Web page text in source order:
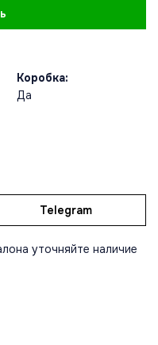
Коробка:
Да
Telegram
уточняйте наличие